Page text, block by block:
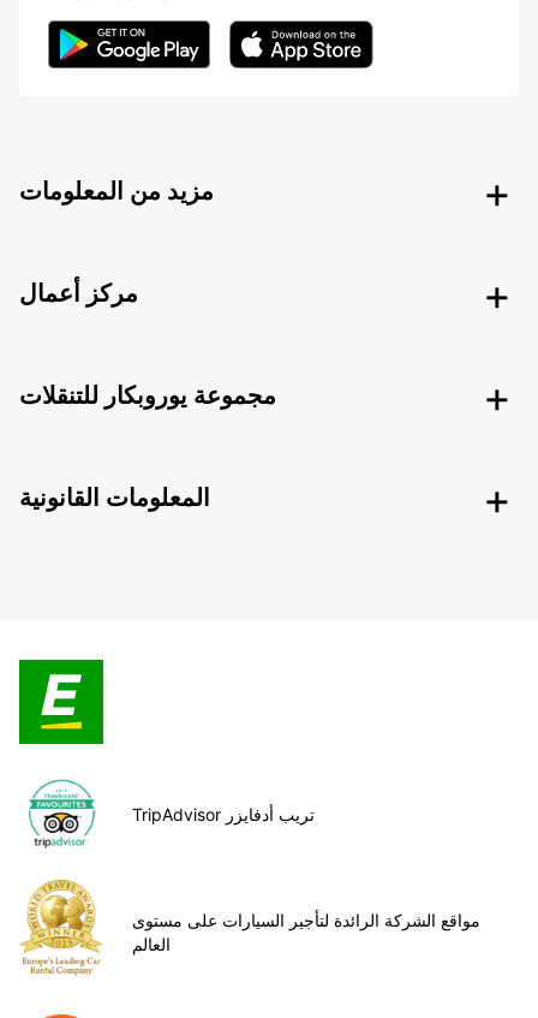
مزيد من المعلومات
مركز أعمال
مجموعة يوروبكار للتنقلات
المعلومات القانونية
TripAdvisor تريب أدفايزر
مواقع الشركة الرائدة لتأجير السيارات على مستوى
العالم